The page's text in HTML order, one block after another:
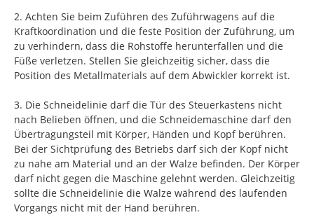
2. Achten Sie beim Zuführen des Zuführwagens auf die
Kraftkoordination und die feste Position der Zuführung, um
zu verhindern, dass die Rohstoffe herunterfallen und die
Füße verletzen. Stellen Sie gleichzeitig sicher, dass die
Position des Metallmaterials auf dem Abwickler korrekt ist.
3. Die Schneidelinie darf die Tür des Steuerkastens nicht
nach Belieben öffnen, und die Schneidemaschine darf den
Übertragungsteil mit Körper, Händen und Kopf berühren.
Bei der Sichtprüfung des Betriebs darf sich der Kopf nicht
zu nahe am Material und an der Walze befinden. Der Körper
darf nicht gegen die Maschine gelehnt werden. Gleichzeitig
sollte die Schneidelinie die Walze während des laufenden
Vorgangs nicht mit der Hand berühren.